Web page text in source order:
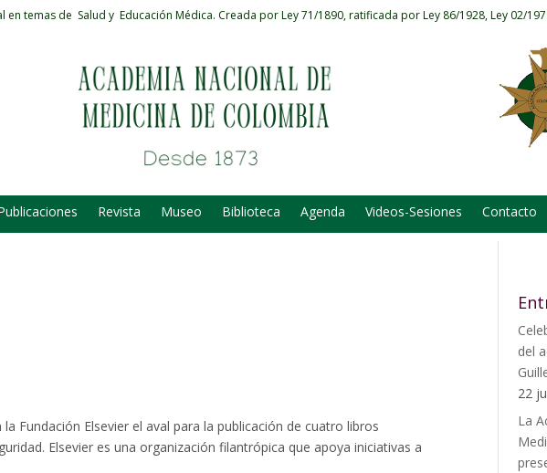
temas de Salud y Educación Médica. Creada por Ley 71/1890, ratificada por Ley 86/1928, Ley 02/
Revista Museo Biblioteca Agenda Videos-Sesiones Contacto
Fundación Elsevier el aval para la publicación de cuatro libros
Elsevier es una organización filantrópica que apoya iniciativas a
del
22
La